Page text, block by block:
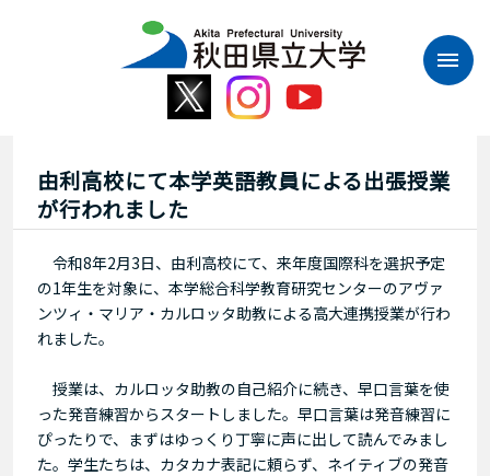
由利高校にて本学英語教員による出張授業
が行われました
令和8年2月3日、由利高校にて、来年度国際科を選択予定
の1年生を対象に、本学総合科学教育研究センターのアヴァ
ンツィ・マリア・カルロッタ助教による高大連携授業が行わ
れました。
授業は、カルロッタ助教の自己紹介に続き、早口言葉を使
った発音練習からスタートしました。早口言葉は発音練習に
ぴったりで、まずはゆっくり丁寧に声に出して読んでみまし
た。学生たちは、カタカナ表記に頼らず、ネイティブの発音